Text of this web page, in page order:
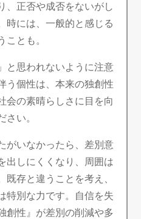
、正否や成否をないがし
時には、一般的と感じる
とも。
と思われないように注意
う個性は、本来の独創性
会の素晴らしさに目を向
い。
がいなかったら、差別意
出しにくくなり、周囲は
存と違うことを考え、
特別な力です。自信を失
創性』が差別の削減や多